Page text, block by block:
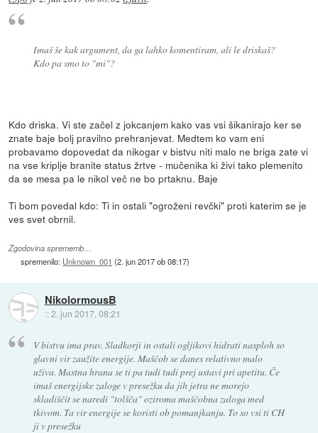
Imaš še kak argument, da ga lahko komentiram, ali le driskaš?
Kdo pa smo to "mi"?
Kdo driska. Vi ste začel z jokcanjem kako vas vsi šikanirajo ker se
znate baje bolj pravilno prehranjevat. Medtem ko vam eni
probavamo dopovedat da nikogar v bistvu niti malo ne briga zate vi
na vse kriplje branite status žrtve - mučenika ki živi tako plemenito
da se mesa pa le nikol več ne bo prtaknu. Baje
Ti bom povedal kdo: Ti in ostali "ogroženi revčki" proti katerim se je
ves svet obrnil.
Zgodovina sprememb…
spremenilo: Unknown_001 (2. jun 2017 ob 08:17)
NikolormousB
::2. jun 2017, 08:21
V bistvu ima prav. Sladkorji in ostali ogljikovi hidrati nasploh so
glavni vir zaužite energije. Maščob se danes relativno malo
uživa. Mastna hrana se ti pa tudi tudi prej ustavi pri apetitu. Če
imaš energijske zaloge v presežku da jih jetra ne morejo
skladiščit se naredi "tolšča" oziroma maščobna zaloga med
tkivom. Ta vir energije se koristi ob pomanjkanju. To so vsi ti CH
ji v presežku